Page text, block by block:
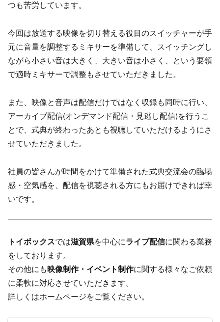
つも苦労しています。
今回は放送する映像を切り替える役目のスイッチャーが手
元に音量を調整するミキサーを準備して、スイッチングし
ながら小さい音は大きく、大きい音は小さく、という要領
で適時ミキサーで調整もさせていただきました。
また、映像と音声は配信だけではなく収録も同時に行い、
アーカイブ配信(オンデマンド配信・見逃し配信)を行うこ
とで、式典が終わったあとも視聴していただけるようにさ
せていただきました。
社員の皆さんが時間をかけて準備された式典交流会の臨場
感・空気感を、配信を視聴される方にもお届けできれば幸
いです。
トイボックスでは滋賀県を中心にライブ配信に関わる業務
をしております。
その他にも映像制作・イベント制作に関する様々なご依頼
に柔軟に対応させていただきます。
詳しくはホームページをご覧ください。